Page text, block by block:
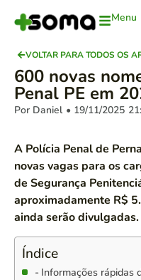
Menu
VOLTAR PARA TODOS OS
600 novas
Penal PE em
Por Daniel • 19/11/2025
A Polícia Penal de
novas vagas para os
de Segurança
aproximadamente R$
ainda serão divulgadas.
Índice
Informações rápidas